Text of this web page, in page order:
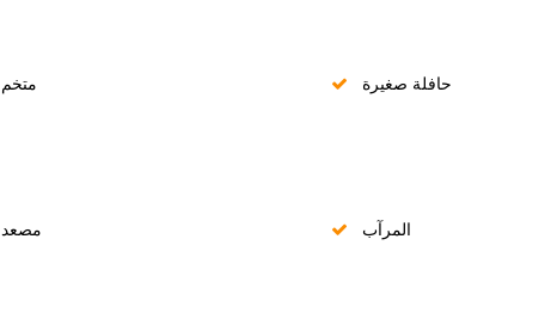
متخم حافلة صغيرة
مصعد المرآب